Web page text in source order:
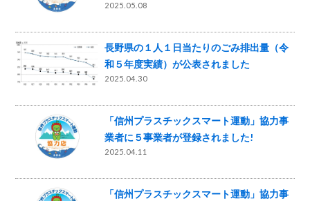
2025.05.08
長野県の１人１日当たりのごみ排出量（令
和５年度実績）が公表されました
2025.04.30
「信州プラスチックスマート運動」協力事
業者に５事業者が登録されました!
2025.04.11
「信州プラスチックスマート運動」協力事